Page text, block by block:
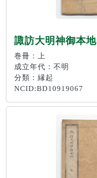
諏訪大明神御本地
巻冊：上
成立年代：不明
分類：縁起
NCID:BD10919067